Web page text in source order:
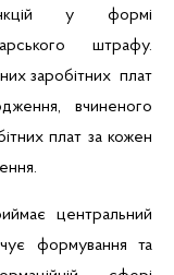
санкцій у формі
штрафу.
заробітних плат
вчиненого
плат за кожен
центральний
формування та